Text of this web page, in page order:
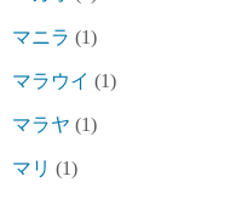
マニラ (1)
マラウイ (1)
マラヤ (1)
マリ (1)